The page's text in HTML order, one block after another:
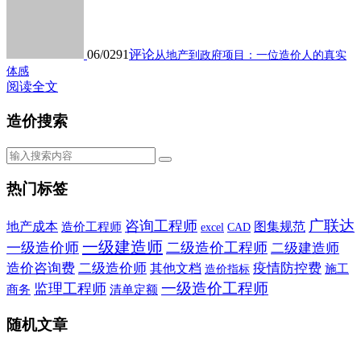
06/0291评论从地产到政府项目：一位造价人的真实
体感
阅读全文
造价搜索
热门标签
地产成本 造价工程师 咨询工程师 excel CAD 图集规范 广联达
一级造价师 一级建造师 二级造价工程师 二级建造师
造价咨询费 二级造价师 其他文档 造价指标 疫情防控费 施工
商务 监理工程师 清单定额 一级造价工程师
随机文章